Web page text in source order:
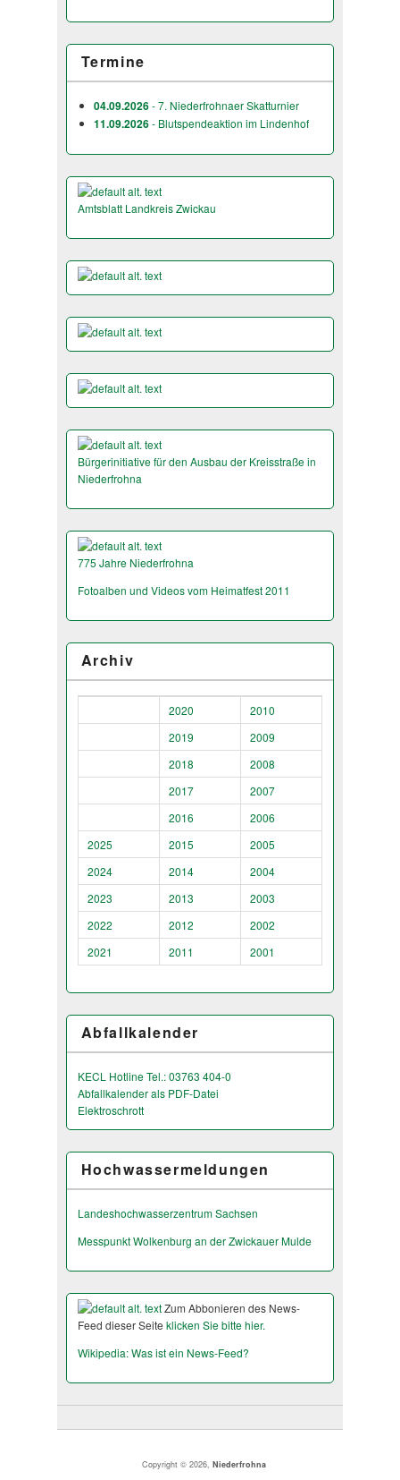
Termine
04.09.2026- 7. Niederfrohnaer Skatturnier
11.09.2026- Blutspendeaktion im Lindenhof
Amtsblatt Landkreis Zwickau
Bürgerinitiative für den Ausbau der Kreisstraße in
Niederfrohna
775 Jahre Niederfrohna
Fotoalben und Videos vom Heimatfest 2011
Archiv
2020
2010
2019
2009
2018
2008
2017
2007
2016
2006
2025
2015
2005
2024
2014
2004
2023
2013
2003
2022
2012
2002
2021
2011 2001
Abfallkalender
KECL Hotline Tel.: 03763 404-0
Abfallkalender als PDF-Datei
Elektroschrott
Hochwassermeldungen
Landeshochwas­serzentrum Sachsen
Messpunkt Wolkenburg an der Zwickauer Mulde
Zum Abbonieren des News-
Feed dieser Seite klicken Sie bitte hier.
Wikipedia: Was ist ein News-Feed?
Copyright © 2026,Niederfrohna